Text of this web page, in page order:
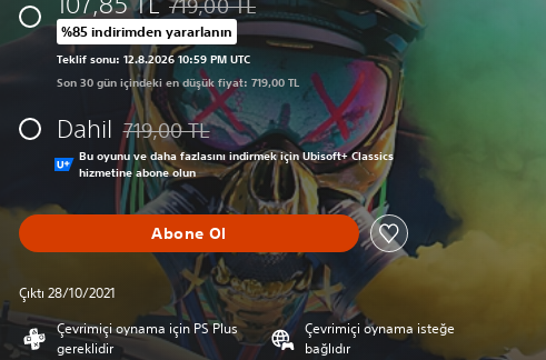
Orijinal fiyat olan 719,00 TL üzerinden indirim
719,00 TL
%85 indirimden yararlanın
Teklif sonu: 12.8.2026 10:59 PM UTC
Son 30 gün içindeki en düşük fiyat: 719,00 TL
Dahil Orijinal fiyat olan 719,00 TL üzerinden indirim
719,00 TL
Bu oyunu ve daha fazlasını indirmek için Ubisoft+ Classics
hizmetine abone olun
Abone Ol
Çıktı 28/10/2021
Çevrimiçi oynama için PS Plus
gereklidir
Çevrimiçi oynama isteğe
bağlıdır